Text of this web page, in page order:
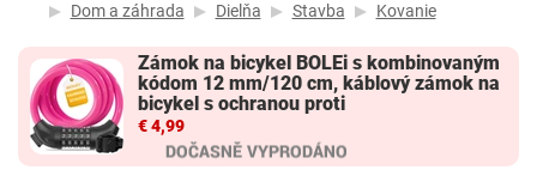
Dom a záhrada Dielňa Stavba Kovanie
Zámok na bicykel BOLEi s kombinovaným
kódom 12 mm/120 cm, káblový zámok na
bicykel s ochranou proti
€ 4,99